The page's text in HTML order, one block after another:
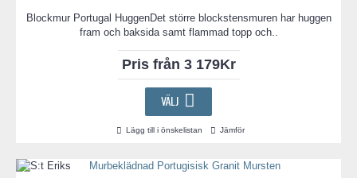
Blockmur Portugal HuggenDet större blockstensmuren har huggen
fram och baksida samt flammad topp och..
Pris från 3 179Kr
VÄLJ
Lägg till i önskelistan Jämför